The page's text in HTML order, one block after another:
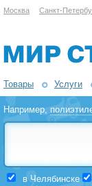
Москва Санкт-
Товары Услуги
Например,
в Челябинске